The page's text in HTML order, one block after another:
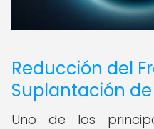
Reducción del
Suplantación
Uno de los